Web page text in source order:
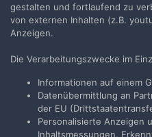
Sprache
gestalten und fortlaufend zu
von externen Inhalten (z.B.
Anzeigen.
Die Verarbeitungszwecke im
Informationen auf einem
Datenübermittlung an
der EU
Personalisierte Anzeigen
Inhaltsmessungen,